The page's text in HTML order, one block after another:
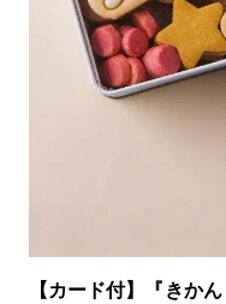
【カード付】『きか